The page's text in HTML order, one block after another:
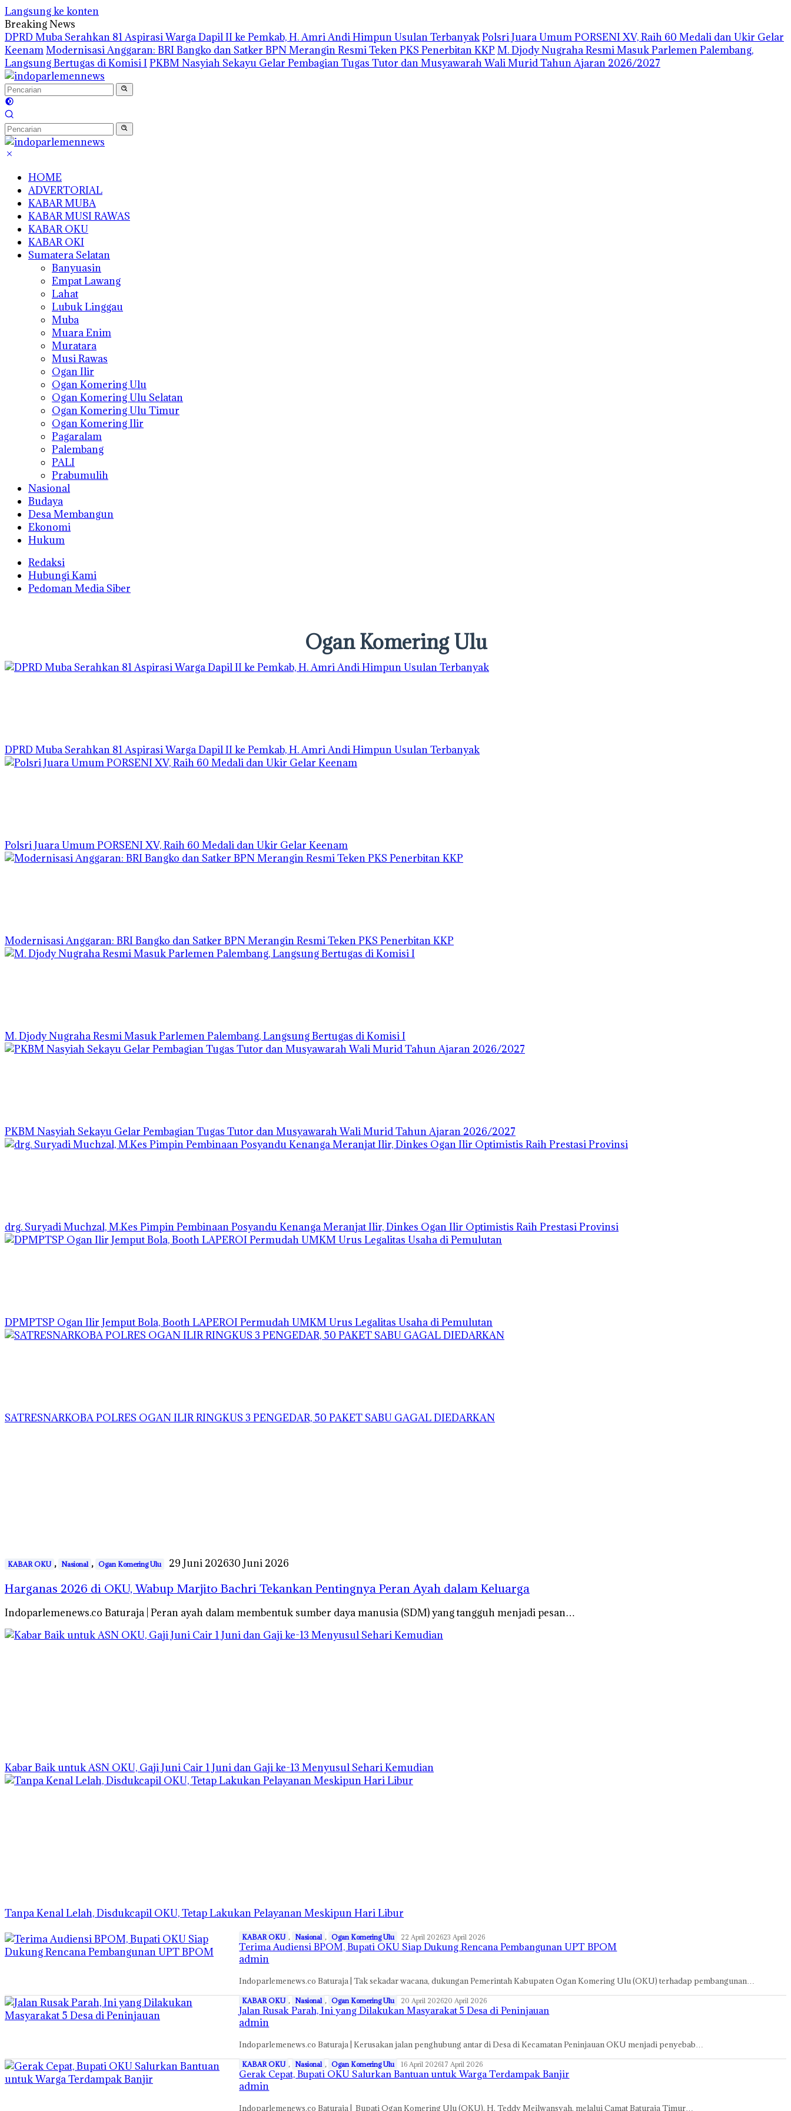
Langsung ke konten
Breaking News
DPRD Muba Serahkan 81 Aspirasi Warga Dapil II ke Pemkab, H. Amri Andi Himpun Usulan TerbanyakPolsri Juara Umum PORSENI XV, Raih 60 Medali dan Ukir Gelar
KeenamModernisasi Anggaran: BRI Bangko dan Satker BPN Merangin Resmi Teken PKS Penerbitan KKP M. Djody Nugraha Resmi Masuk Parlemen Palembang,
Langsung Bertugas di Komisi I PKBM Nasyiah Sekayu Gelar Pembagian Tugas Tutor dan Musyawarah Wali Murid Tahun Ajaran 2026/2027
HOME
ADVERTORIAL
KABAR MUBA
KABAR MUSI RAWAS
KABAR OKU
KABAR OKI
Sumatera Selatan
Banyuasin
Empat Lawang
Lahat
Lubuk Linggau
Muba
Muara Enim
Muratara
Musi Rawas
Ogan Ilir
Ogan Komering Ulu
Ogan Komering Ulu Selatan
Ogan Komering Ulu Timur
Ogan Komering Ilir
Pagaralam
Palembang
PALI
Prabumulih
Nasional
Budaya
Desa Membangun
Ekonomi
Hukum
Redaksi
Hubungi Kami
Pedoman Media Siber
Ogan Komering Ulu
DPRD Muba Serahkan 81 Aspirasi Warga Dapil II ke Pemkab, H. Amri Andi Himpun Usulan Terbanyak
Polsri Juara Umum PORSENI XV, Raih 60 Medali dan Ukir Gelar Keenam
Modernisasi Anggaran: BRI Bangko dan Satker BPN Merangin Resmi Teken PKS Penerbitan KKP
M. Djody Nugraha Resmi Masuk Parlemen Palembang, Langsung Bertugas di Komisi I
PKBM Nasyiah Sekayu Gelar Pembagian Tugas Tutor dan Musyawarah Wali Murid Tahun Ajaran 2026/2027
drg. Suryadi Muchzal, M.Kes Pimpin Pembinaan Posyandu Kenanga Meranjat Ilir, Dinkes Ogan Ilir Optimistis Raih Prestasi Provinsi
DPMPTSP Ogan Ilir Jemput Bola, Booth LAPEROI Permudah UMKM Urus Legalitas Usaha di Pemulutan
SATRESNARKOBA POLRES OGAN ILIR RINGKUS 3 PENGEDAR, 50 PAKET SABU GAGAL DIEDARKAN
KABAR OKU , Nasional , Ogan Komering Ulu 29 Juni 202630 Juni 2026
Harganas 2026 di OKU, Wabup Marjito Bachri Tekankan Pentingnya Peran Ayah dalam Keluarga
Indoparlemenews.co Baturaja | Peran ayah dalam membentuk sumber daya manusia (SDM) yang tangguh menjadi pesan…
Kabar Baik untuk ASN OKU, Gaji Juni Cair 1 Juni dan Gaji ke-13 Menyusul Sehari Kemudian
Tanpa Kenal Lelah, Disdukcapil OKU, Tetap Lakukan Pelayanan Meskipun Hari Libur
KABAR OKU , Nasional , Ogan Komering Ulu 22 April 202623 April 2026
Terima Audiensi BPOM, Bupati OKU Siap Dukung Rencana Pembangunan UPT BPOM
admin
Indoparlemenews.co Baturaja | Tak sekadar wacana, dukungan Pemerintah Kabupaten Ogan Komering Ulu (OKU) terhadap pembangunan…
KABAR OKU , Nasional , Ogan Komering Ulu 20 April 202620 April 2026
Jalan Rusak Parah, Ini yang Dilakukan Masyarakat 5 Desa di Peninjauan
admin
Indoparlemenews.co Baturaja | Kerusakan jalan penghubung antar di Desa di Kecamatan Peninjauan OKU menjadi penyebab…
KABAR OKU , Nasional , Ogan Komering Ulu 16 April 202617 April 2026
Gerak Cepat, Bupati OKU Salurkan Bantuan untuk Warga Terdampak Banjir
admin
Indoparlemenews.co Baturaja | Bupati Ogan Komering Ulu (OKU), H. Teddy Meilwansyah, melalui Camat Baturaja Timur…